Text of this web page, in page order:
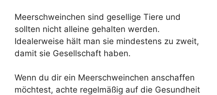
Meerschweinchen sind gesellige Tiere und
sollten nicht alleine gehalten werden.
Idealerweise hält man sie mindestens zu zweit,
damit sie Gesellschaft haben.
Wenn du dir ein Meerschweinchen anschaffen
möchtest, achte regelmäßig auf die Gesundheit